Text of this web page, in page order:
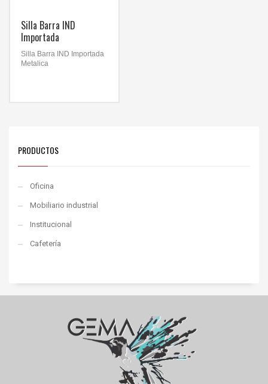
Silla Barra IND
Importada
Silla Barra IND Importada
Metalica
PRODUCTOS
Oficina
Mobiliario industrial
Institucional
Cafetería